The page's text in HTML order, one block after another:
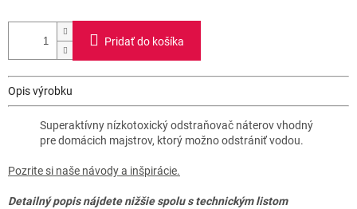
Pridať do košíka
Opis výrobku
Superaktívny nízkotoxický odstraňovač náterov vhodný
pre domácich majstrov, ktorý možno odstrániť vodou.
Pozrite si naše návody a inšpirácie.
Detailný popis nájdete nižšie spolu s technickým listom